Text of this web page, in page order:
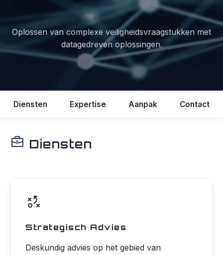
Oplossen van complexe veiligheidsvraagstukken met
datagedreven oplossingen.
Diensten Expertise Aanpak Contact
Diensten
Strategisch Advies
Deskundig advies op het gebied van